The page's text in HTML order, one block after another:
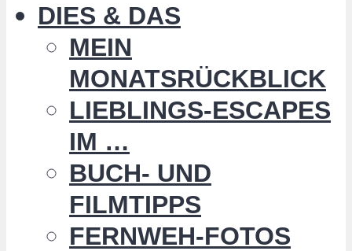
DIES & DAS
MEIN
MONATSRÜCKBLICK
LIEBLINGS-ESCAPES
IM …
BUCH- UND
FILMTIPPS
FERNWEH-FOTOS